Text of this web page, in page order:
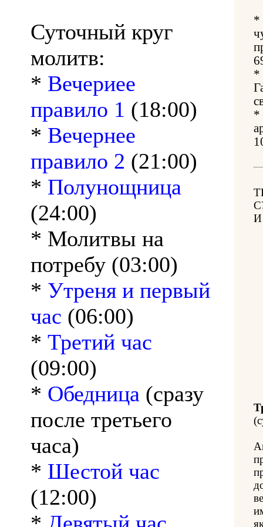
Суточный круг
молитв:
* Вечериее
правило 1 (18:00)
* Вечернее
правило 2 (21:00)
* Полунощница
(24:00)
* Молитвы на
потребу (03:00)
* Утреня и первый
час (06:00)
* Третий час
(09:00)
* Обедница (сразу
после третьего
часа)
* Шестой час
(12:00)
*
*
*